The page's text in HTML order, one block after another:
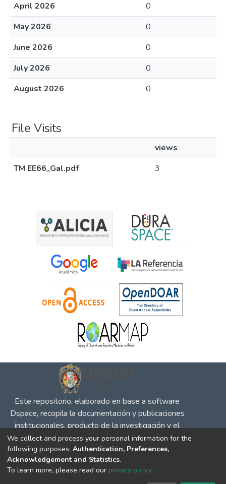
April 2026
0
May 2026
0
June 2026
0
July 2026
0
August 2026
0
File Visits
views
TM EE66_Gal.pdf
3
Este repositorio, elaborado en base a software
Dspace, recopila la documentación y publicaciones
institucionales, producto de la investigación y el
desempeño en defensa de la competencia, la
propiedad intelectual y protección al consumidor, para
su difusión en el entorno social y académico.
DSpace software
copyright © 2002-2026
We collect and process your personal information for the
following purposes: Authentication, Preferences,
Acknowledgement and Statistics.
To learn more, please read our privacy policy.